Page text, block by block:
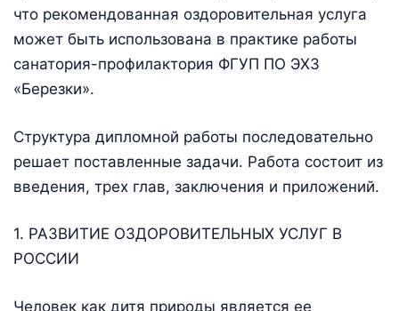
что рекомендованная оздоровительная услуга
может быть использована в практике работы
санатория-профилактория ФГУП ПО ЭХЗ
«Березки».
Структура дипломной работы последовательно
решает поставленные задачи. Работа состоит из
введения, трех глав, заключения и приложений.
1. РАЗВИТИЕ ОЗДОРОВИТЕЛЬНЫХ УСЛУГ В
РОССИИ
Человек как дитя природы является ее